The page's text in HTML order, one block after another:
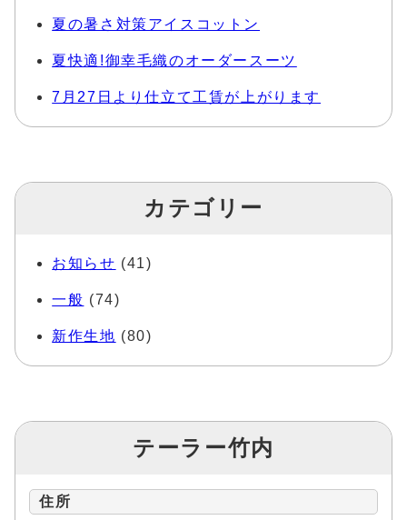
夏の暑さ対策アイスコットン
夏快適!御幸毛織のオーダースーツ
7月27日より仕立て工賃が上がります
カテゴリー
お知らせ (41)
一般 (74)
新作生地 (80)
テーラー竹内
住所